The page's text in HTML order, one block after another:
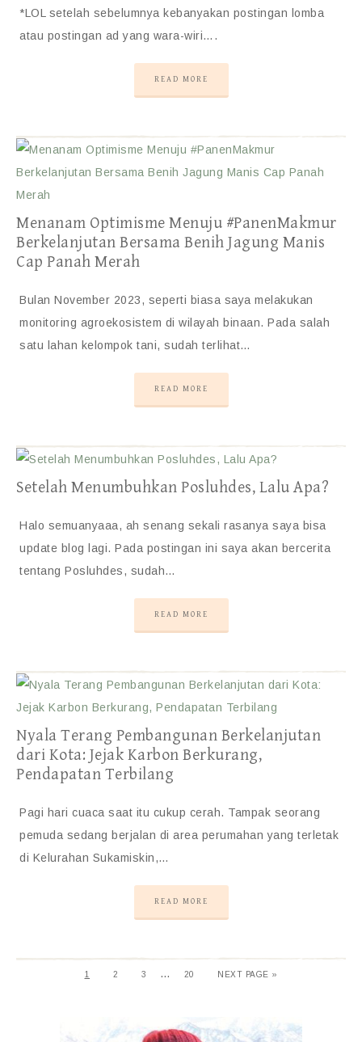
*LOL setelah sebelumnya kebanyakan postingan lomba
atau postingan ad yang wara-wiri….
READ MORE
Menanam Optimisme Menuju #PanenMakmur
Berkelanjutan Bersama Benih Jagung Manis
Cap Panah Merah
Bulan November 2023, seperti biasa saya melakukan
monitoring agroekosistem di wilayah binaan. Pada salah
satu lahan kelompok tani, sudah terlihat…
READ MORE
Setelah Menumbuhkan Posluhdes, Lalu Apa?
Halo semuanyaaa, ah senang sekali rasanya saya bisa
update blog lagi. Pada postingan ini saya akan bercerita
tentang Posluhdes, sudah…
READ MORE
Nyala Terang Pembangunan Berkelanjutan
dari Kota: Jejak Karbon Berkurang,
Pendapatan Terbilang
Pagi hari cuaca saat itu cukup cerah. Tampak seorang
pemuda sedang berjalan di area perumahan yang terletak
di Kelurahan Sukamiskin,…
READ MORE
1 2 3 … 20 NEXT PAGE »